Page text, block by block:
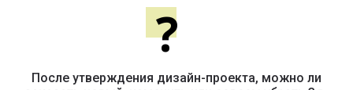
?
После утверждения дизайн-проекта, можно ли